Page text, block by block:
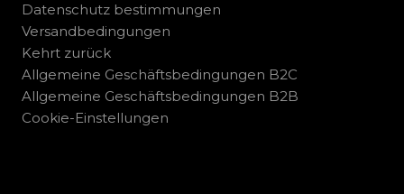
Datenschutz bestimmungen
Versandbedingungen
Kehrt zurück
Allgemeine Geschäftsbedingungen B2C
Allgemeine Geschäftsbedingungen B2B
Cookie-Einstellungen